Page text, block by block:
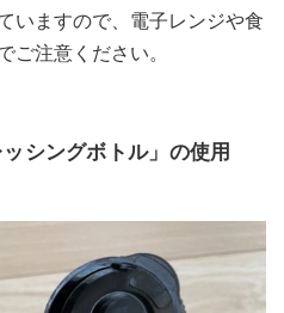
いますので、電子レンジや食
ご注意ください。
シングボトル」の使用